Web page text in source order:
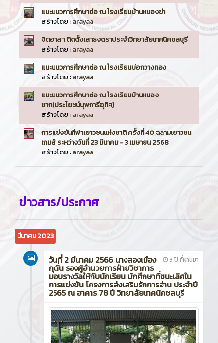
แนะแนวการศึกษาต่อ ณ โรงเรียนบ้านหนองข่า
สร้างโดย :arayaa
จิตอาสา ติดตั้งเสาธงตราประจำวิทยาลัยเทคนิคชลบุรี
สร้างโดย :arayaa
แนะแนวการศึกษาต่อ ณ โรงเรียนบ่อกวางทอง
สร้างโดย :arayaa
แนะแนวการศึกษาต่อ ณ โรงเรียนบ้านหนอง
ชาก(ประโยชน์บุพการีอุทิศ)
สร้างโดย :arayaa
การแข่งขันกีฬาเยาวชนแห่งชาติ ครั้งที่ 40 ฉลามเยาวชน
เกมส์ ระหว่างวันที่ 23 มีนาคม - 3 เมษายน 2568
สร้างโดย :arayaa
ข่าวสาร/ประกาศ
มีนาคม 2023
3 ปี ที่ผ่านมา
วันที่ 2 มีนาคม 2566 นางสองเมือง
กุดั่น รองผู้อำนวยการฝ่ายวิชาการ
มอบรางวัลให้กับนักเรียน นักศึกษาที่ชนะเลิศใน
การแข่งขัน โครงการส่งเสริมรักการอ่าน ประจำปี
2565 ณ อาคาร 78 ปี วิทยาลัยเทคนิคชลบุรี